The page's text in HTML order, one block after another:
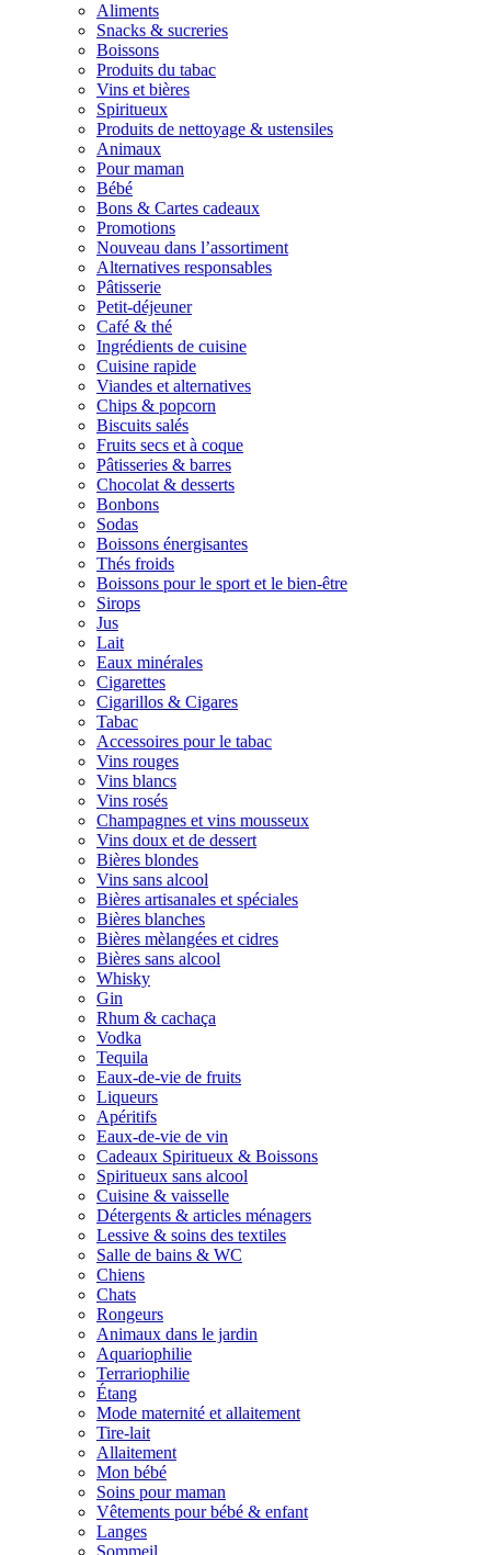
Aliments
Snacks & sucreries
Boissons
Produits du tabac
Vins et bières
Spiritueux
Produits de nettoyage & ustensiles
Animaux
Pour maman
Bébé
Bons & Cartes cadeaux
Promotions
Nouveau dans l’assortiment
Alternatives responsables
Pâtisserie
Petit-déjeuner
Café & thé
Ingrédients de cuisine
Cuisine rapide
Viandes et alternatives
Chips & popcorn
Biscuits salés
Fruits secs et à coque
Pâtisseries & barres
Chocolat & desserts
Bonbons
Sodas
Boissons énergisantes
Thés froids
Boissons pour le sport et le bien-être
Sirops
Jus
Lait
Eaux minérales
Cigarettes
Cigarillos & Cigares
Tabac
Accessoires pour le tabac
Vins rouges
Vins blancs
Vins rosés
Champagnes et vins mousseux
Vins doux et de dessert
Bières blondes
Vins sans alcool
Bières artisanales et spéciales
Bières blanches
Bières mèlangées et cidres
Bières sans alcool
Whisky
Gin
Rhum & cachaça
Vodka
Tequila
Eaux-de-vie de fruits
Liqueurs
Apéritifs
Eaux-de-vie de vin
Cadeaux Spiritueux & Boissons
Spiritueux sans alcool
Cuisine & vaisselle
Détergents & articles ménagers
Lessive & soins des textiles
Salle de bains & WC
Chiens
Chats
Rongeurs
Animaux dans le jardin
Aquariophilie
Terrariophilie
Étang
Mode maternité et allaitement
Tire-lait
Allaitement
Mon bébé
Soins pour maman
Vêtements pour bébé & enfant
Langes
Sommeil